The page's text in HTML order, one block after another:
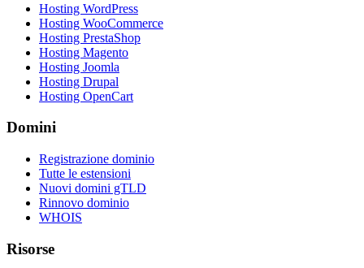
Hosting WordPress
Hosting WooCommerce
Hosting PrestaShop
Hosting Magento
Hosting Joomla
Hosting Drupal
Hosting OpenCart
Domini
Registrazione dominio
Tutte le estensioni
Nuovi domini gTLD
Rinnovo dominio
WHOIS
Risorse